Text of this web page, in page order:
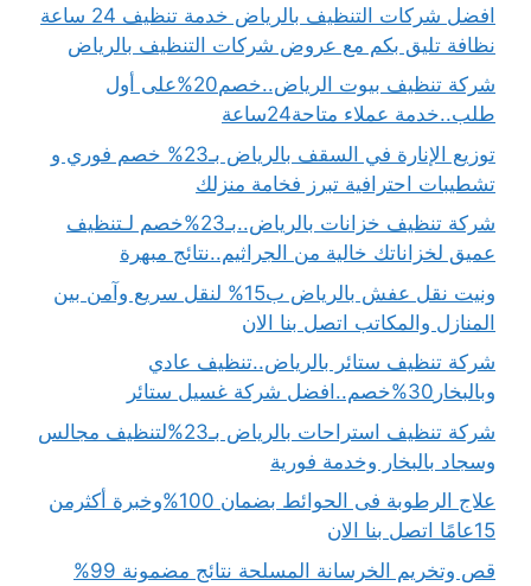
افضل شركات التنظيف بالرياض خدمة تنظيف 24 ساعة
نظافة تليق بكم مع عروض شركات التنظيف بالرياض
شركة تنظيف بيوت الرياض..خصم20%على أول
طلب..خدمة عملاء متاحة24ساعة
توزيع الإنارة في السقف بالرياض بـ23% خصم فوري و
تشطيبات احترافية تبرز فخامة منزلك
شركة تنظيف خزانات بالرياض..بـ23%خصم لـتنظيف
عميق لخزاناتك خالية من الجراثيم..نتائج مبهرة
ونيت نقل عفش بالرياض ب15% لنقل سريع وآمن بين
المنازل والمكاتب اتصل بنا الان
شركة تنظيف ستائر بالرياض..تنظيف عادي
وبالبخار30%خصم..افضل شركة غسيل ستائر
شركة تنظيف استراحات بالرياض بـ23%لتنظيف مجالس
وسجاد بالبخار وخدمة فورية
علاج الرطوبة فى الحوائط بضمان 100%وخبرة أكثرمن
15عامًا اتصل بنا الان
قص وتخريم الخرسانة المسلحة نتائج مضمونة 99%